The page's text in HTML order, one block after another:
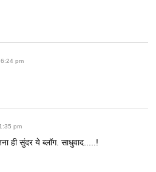
pm
pm
ही सुंदर ये ब्लॉग. साधुवाद.....!